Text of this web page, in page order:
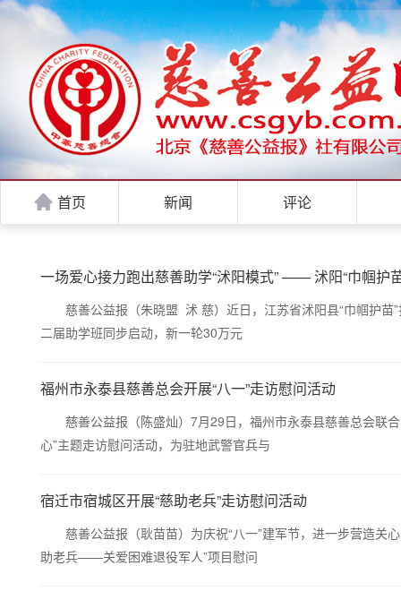
首页 新闻 评论
一场爱心接力跑出慈善助学“沭阳模式” —— 沭阳“巾帼护
慈善公益报（朱晓盟 沭 慈）近日，江苏省沭阳县“巾帼护苗”
二届助学班同步启动，新一轮30万元
福州市永泰县慈善总会开展“八一”走访慰问活动
慈善公益报（陈盛灿）7月29日，福州市永泰县慈善总会联合
心”主题走访慰问活动，为驻地武警官兵与
宿迁市宿城区开展“慈助老兵”走访慰问活动
慈善公益报（耿苗苗）为庆祝“八一”建军节，进一步营造关
助老兵——关爱困难退役军人”项目慰问